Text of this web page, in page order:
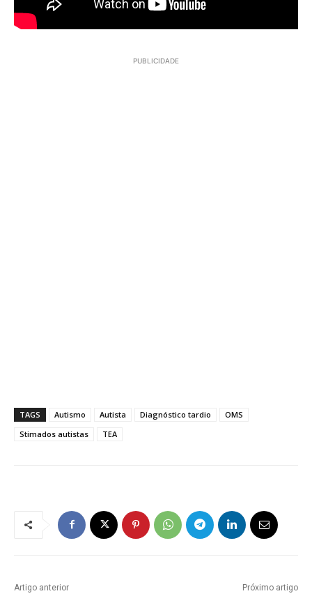
PUBLICIDADE
TAGS Autismo Autista Diagnóstico tardio
OMS
Stimados autistas
TEA
Artigo anterior Próximo artigo